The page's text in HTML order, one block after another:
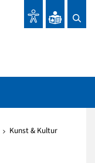
Kunst & Kultur